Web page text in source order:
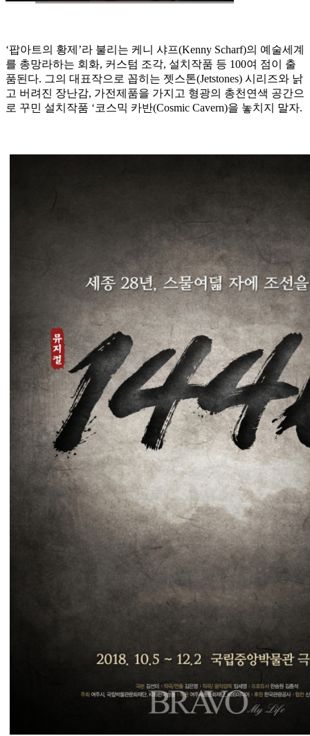
‘팝아트의 황제’라 불리는 케니 샤프(Kenny Scharf)의 예술세계
를 총망라하는 회화, 커스텀 조각, 설치작품 등 100여 점이 출
품된다. 그의 대표작으로 꼽히는 젯스톤(Jetstones) 시리즈와 낡
고 버려진 장난감, 가전제품을 가지고 형광의 총천연색 공간으
로 꾸민 설치작품 ‘코스믹 카반(Cosmic Cavern)을 놓치지 말자.